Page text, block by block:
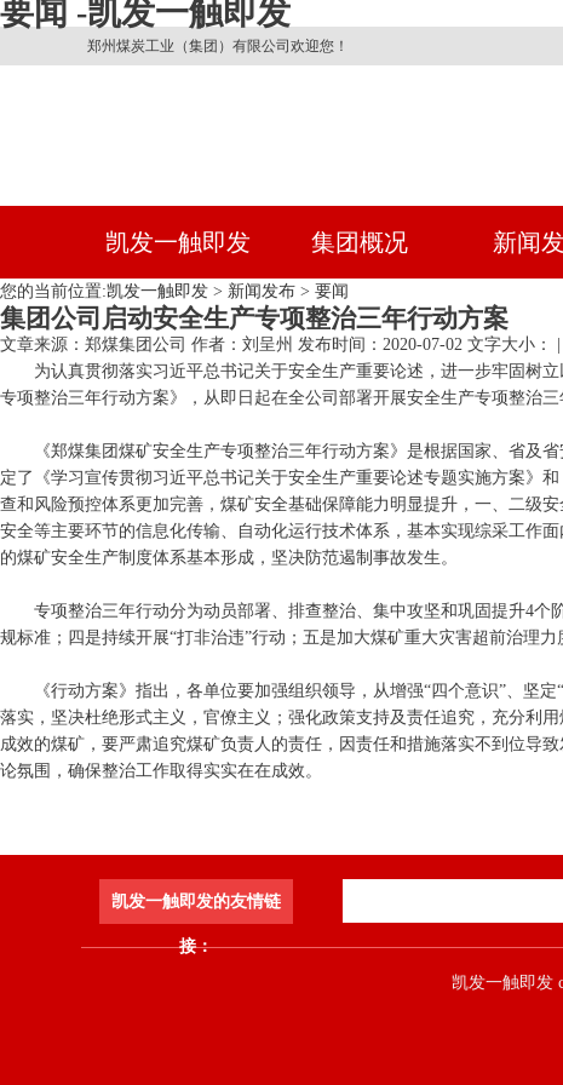
要闻 -凯发一触即发
郑州煤炭工业（集团）有限公司欢迎您！
凯发一触即发 集团概况 新闻
您的当前位置:凯发一触即发 > 新闻发布 > 要闻
集团公司启动安全生产专项整治三年行动方案
文章来源：郑煤集团公司 作者：刘呈州 发布时间：2020-07-02 文字大小： |
为认真贯彻落实习近平总书记关于安全生产重要论述，进一步牢固树
专项整治三年行动方案》，从即日起在全公司部署开展安全生产专项整治三
《郑煤集团煤矿安全生产专项整治三年行动方案》是根据国家、省及
定了《学习宣传贯彻习近平总书记关于安全生产重要论述专题实施方案》
查和风险预控体系更加完善，煤矿安全基础保障能力明显提升，一、二级
安全等主要环节的信息化传输、自动化运行技术体系，基本实现综采工作
的煤矿安全生产制度体系基本形成，坚决防范遏制事故发生。
专项整治三年行动分为动员部署、排查整治、集中攻坚和巩固提升4
规标准；四是持续开展“打非治违”行动；五是加大煤矿重大灾害超前治理
《行动方案》指出，各单位要加强组织领导，从增强“四个意识”、坚
落实，坚决杜绝形式主义，官僚主义；强化政策支持及责任追究，充分利
成效的煤矿，要严肃追究煤矿负责人的责任，因责任和措施落实不到位导
论氛围，确保整治工作取得实实在在成效。
凯发一触即发的友情链
接：
凯发一触即发